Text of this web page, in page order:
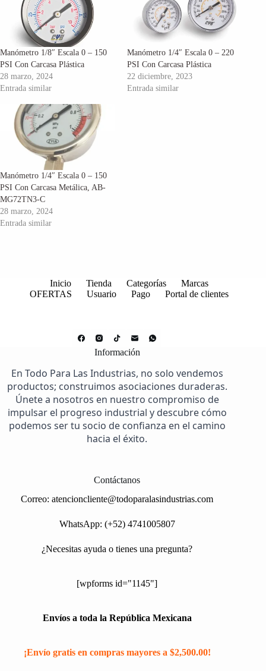
Manómetro 1/8″ Escala 0 – 150
PSI Con Carcasa Plástica
28 marzo, 2024
Entrada similar
Manómetro 1/4″ Escala 0 – 220
PSI Con Carcasa Plástica
22 diciembre, 2023
Entrada similar
Manómetro 1/4″ Escala 0 – 150
PSI Con Carcasa Metálica, AB-
MG72TN3-C
28 marzo, 2024
Entrada similar
Inicio Tienda Categorías
Marcas
OFERTAS
Usuario Pago Portal de clientes
Información
En Todo Para Las Industrias, no solo vendemos
productos; construimos asociaciones duraderas.
Únete a nosotros en nuestro compromiso de
impulsar el progreso industrial y descubre cómo
podemos ser tu socio de confianza en el camino
hacia el éxito.
Contáctanos
Correo:atencioncliente@todoparalasindustrias.com
WhatsApp: (+52) 4741005807
¿Necesitas ayuda o tienes una pregunta?
[wpforms id="1145"]
Envíos a toda la República Mexicana
¡Envío gratis en compras mayores a $2,500.00!